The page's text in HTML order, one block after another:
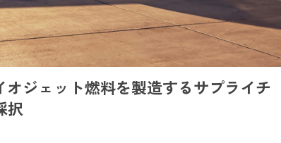
ジェット燃料を製造するサプライチ
択